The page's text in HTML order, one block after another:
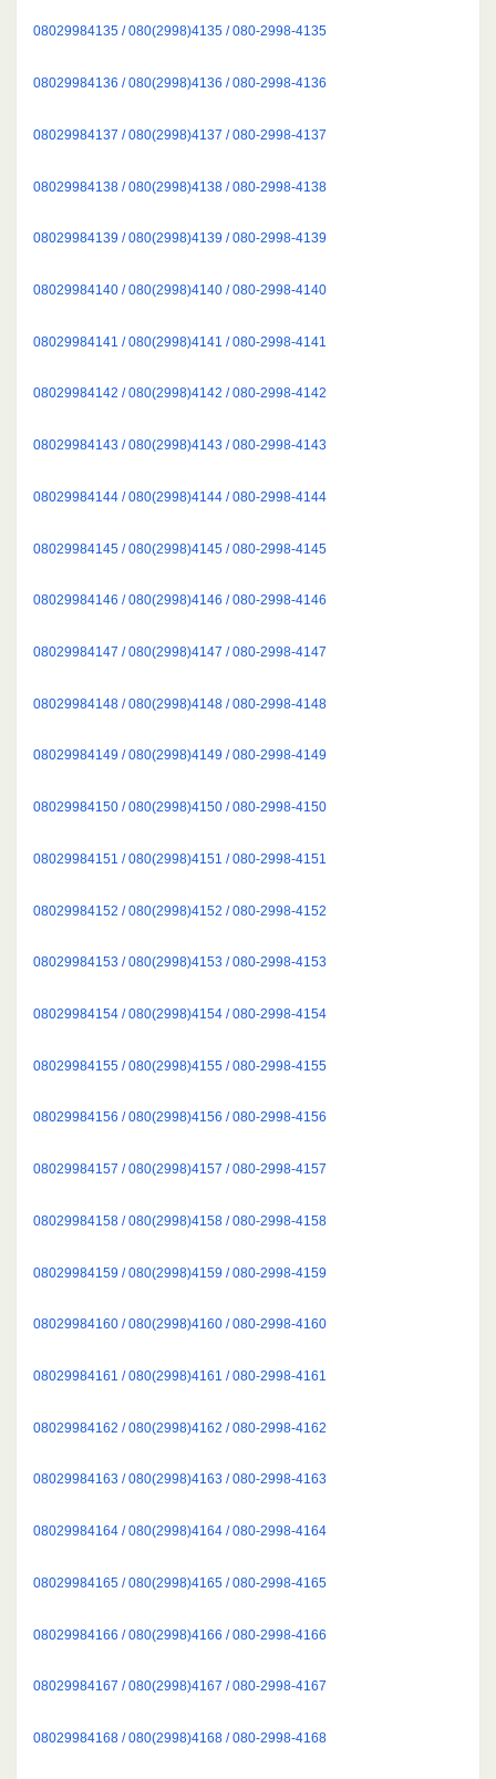
08029984135 / 080(2998)4135 / 080-2998-4135
08029984136 / 080(2998)4136 / 080-2998-4136
08029984137 / 080(2998)4137 / 080-2998-4137
08029984138 / 080(2998)4138 / 080-2998-4138
08029984139 / 080(2998)4139 / 080-2998-4139
08029984140 / 080(2998)4140 / 080-2998-4140
08029984141 / 080(2998)4141 / 080-2998-4141
08029984142 / 080(2998)4142 / 080-2998-4142
08029984143 / 080(2998)4143 / 080-2998-4143
08029984144 / 080(2998)4144 / 080-2998-4144
08029984145 / 080(2998)4145 / 080-2998-4145
08029984146 / 080(2998)4146 / 080-2998-4146
08029984147 / 080(2998)4147 / 080-2998-4147
08029984148 / 080(2998)4148 / 080-2998-4148
08029984149 / 080(2998)4149 / 080-2998-4149
08029984150 / 080(2998)4150 / 080-2998-4150
08029984151 / 080(2998)4151 / 080-2998-4151
08029984152 / 080(2998)4152 / 080-2998-4152
08029984153 / 080(2998)4153 / 080-2998-4153
08029984154 / 080(2998)4154 / 080-2998-4154
08029984155 / 080(2998)4155 / 080-2998-4155
08029984156 / 080(2998)4156 / 080-2998-4156
08029984157 / 080(2998)4157 / 080-2998-4157
08029984158 / 080(2998)4158 / 080-2998-4158
08029984159 / 080(2998)4159 / 080-2998-4159
08029984160 / 080(2998)4160 / 080-2998-4160
08029984161 / 080(2998)4161 / 080-2998-4161
08029984162 / 080(2998)4162 / 080-2998-4162
08029984163 / 080(2998)4163 / 080-2998-4163
08029984164 / 080(2998)4164 / 080-2998-4164
08029984165 / 080(2998)4165 / 080-2998-4165
08029984166 / 080(2998)4166 / 080-2998-4166
08029984167 / 080(2998)4167 / 080-2998-4167
08029984168 / 080(2998)4168 / 080-2998-4168